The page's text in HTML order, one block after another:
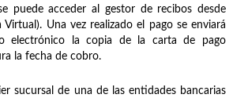
puede acceder al gestor de recibos desde
Virtual). Una vez realizado el pago se enviará
electrónico la copia de la carta de pago
la fecha de cobro.
sucursal de una de las entidades bancarias